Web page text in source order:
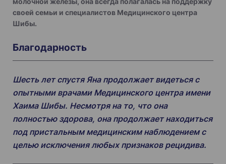
своей семьи и специалистов Медицинского центра
Шибы.
Благодарность
Шесть лет спустя Яна продолжает видеться с
опытными врачами Медицинского центра имени
Хаима Шибы. Несмотря на то, что она
полностью здорова, она продолжает находиться
под пристальным медицинским наблюдением с
целью исключения любых признаков рецидива.